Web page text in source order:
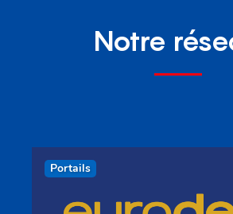
Notre
Portails